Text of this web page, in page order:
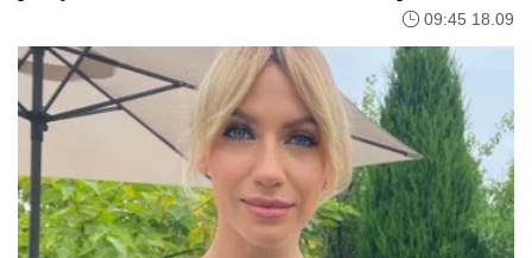
09:45 18.09